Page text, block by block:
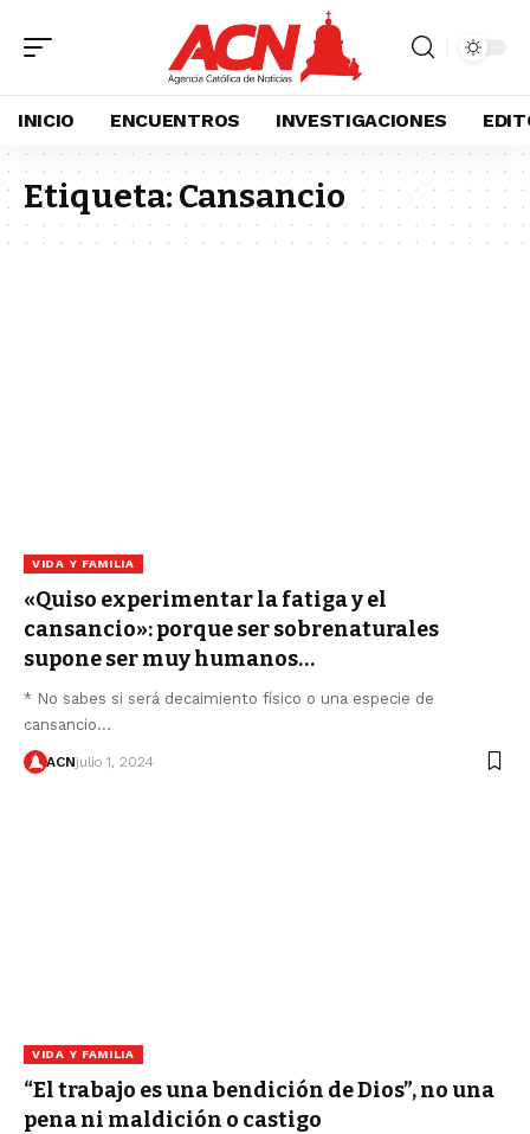
INICIO ENCUENTROS INVESTIGACIONES
Etiqueta: Cansancio
VIDA Y FAMILIA
«Quiso experimentar la fatiga y el
cansancio»: porque ser sobrenaturales
supone ser muy humanos…
* No sabes si será decaimiento físico o una especie de
cansancio…
ACNjulio 1, 2024
VIDA Y FAMILIA
“El trabajo es una bendición de Dios”, no una
pena ni maldición o castigo